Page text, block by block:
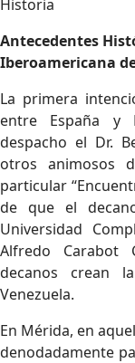
Historia
Antecedentes
Iberoamericana
La primera
entre España y
despacho el Dr.
otros animosos
particular
de que el
Universidad
Alfredo Carabot
decanos crean
Venezuela.
En Mérida, en
denodadamente